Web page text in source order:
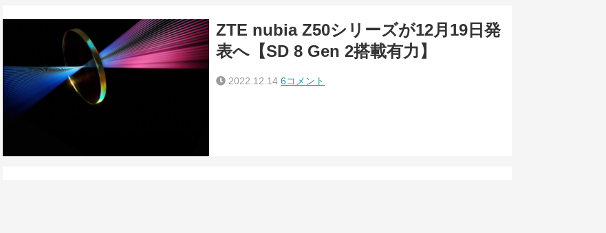
ZTE nubia Z50シリーズが12月19日発
表へ【SD 8 Gen 2搭載有力】
2022.12.14 6コメント